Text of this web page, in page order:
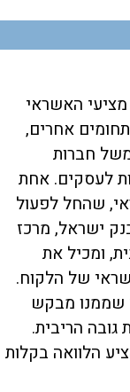
האשראי
אחרים,
חברות
לעסקים. אחת
שהחל לפעול
ישראל, מרכז
ומכיל את
של הלקוח.
שממנו מבקש
הריבית.
הלוואה בקלות